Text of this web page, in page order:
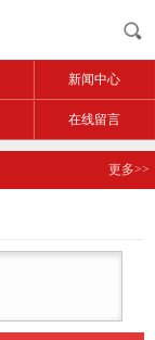
新闻中心
在线留言
更多>>